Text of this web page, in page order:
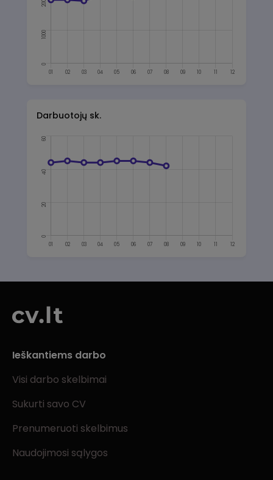
Darbuotojų sk.
Ieškantiems darbo
Visi darbo skelbimai
Sukurti savo CV
Prenumeruoti skelbimus
Naudojimosi sąlygos